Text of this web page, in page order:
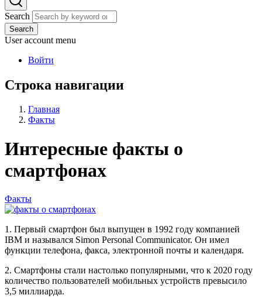
Search
Search
User account menu
Войти
Строка навигации
Главная
Факты
Интересные факты о
смартфонах
Факты
1. Первый смартфон был выпущен в 1992 году компанией
IBM и назывался Simon Personal Communicator. Он имел
функции телефона, факса, электронной почты и календаря.
2. Смартфоны стали настолько популярными, что к 2020 году
количество пользователей мобильных устройств превысило
3,5 миллиарда.